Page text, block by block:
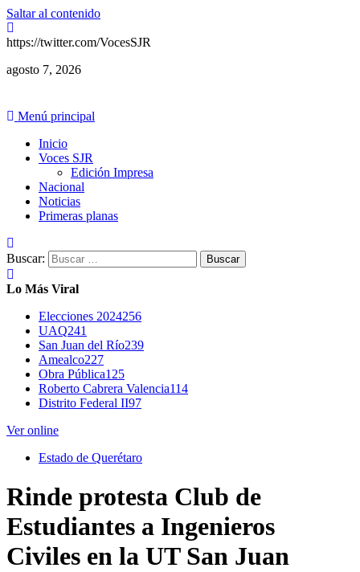
Saltar al contenido
https://twitter.com/VocesSJR
agosto 7, 2026
Menú principal
Inicio
Voces SJR
Edición Impresa
Nacional
Noticias
Primeras planas
Buscar:
Lo Más Viral
Elecciones 2024256
UAQ241
San Juan del Río239
Amealco227
Obra Pública125
Roberto Cabrera Valencia114
Distrito Federal II97
Ver online
Estado de Querétaro
Rinde protesta Club de
Estudiantes a Ingenieros
Civiles en la UT San Juan